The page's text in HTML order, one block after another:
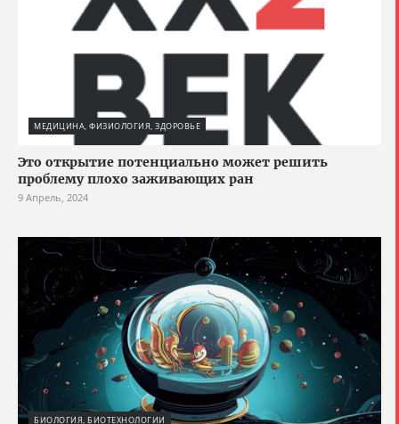
МЕДИЦИНА, ФИЗИОЛОГИЯ, ЗДОРОВЬЕ
Это открытие потенциально может решить
проблему плохо заживающих ран
9 Апрель, 2024
БИОЛОГИЯ, БИОТЕХНОЛОГИИ